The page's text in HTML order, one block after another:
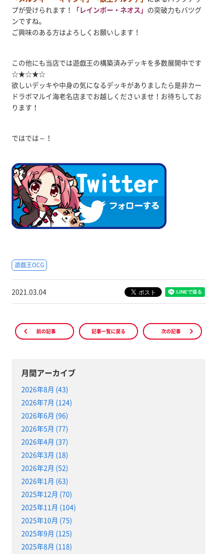
プが受けられます！
「レインボー・ネオス」 の突破力もバツグ
ンですね。
ご興味のある方はよろしくお願いします！
この他にも当店では遊戯王の構築済みデッキを多数展開中です
☆★☆★☆
欲しいデッキや中身の気になるデッキがありましたら是非カー
ドラボマルイ海老名店までお越しくださいませ！お待ちしてお
ります！
ではでは～！
遊戯王OCG
2021.03.04
前の記事 記事一覧に戻る 次の記事
月間アーカイブ
2026年8月 (43)
2026年7月 (124)
2026年6月 (96)
2026年5月 (77)
2026年4月 (37)
2026年3月 (18)
2026年2月 (52)
2026年1月 (63)
2025年12月 (70)
2025年11月 (104)
2025年10月 (75)
2025年9月 (125)
2025年8月 (118)